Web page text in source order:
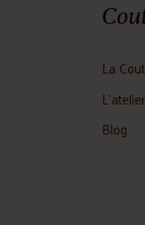
La
Blog